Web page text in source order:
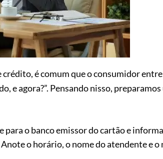
é comum que o consumidor
e agora?”. Pensando nisso, preparamos
para o banco emissor do cartão e
o horário, o nome do atendente e o